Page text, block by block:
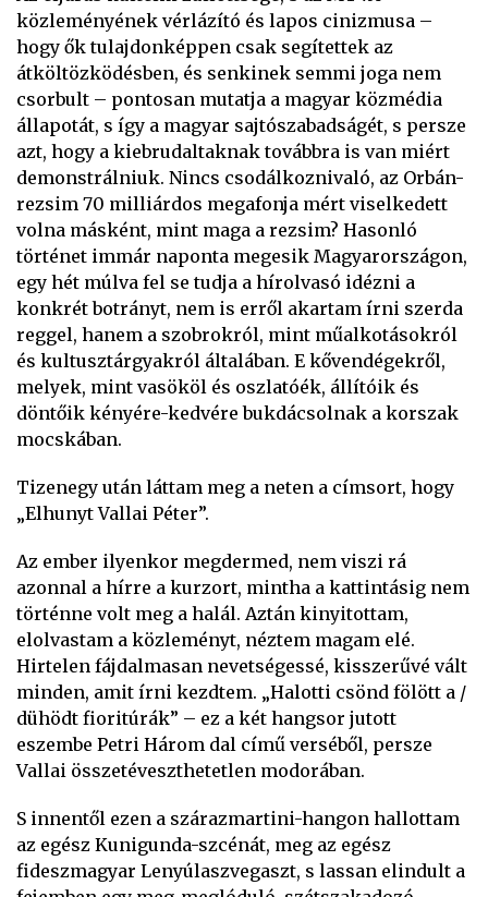
közleményének vérlázító és lapos cinizmusa –
hogy ők tulajdonképpen csak segítettek az
átköltözködésben, és senkinek semmi joga nem
csorbult – pontosan mutatja a magyar közmédia
állapotát, s így a magyar sajtószabadságét, s persze
azt, hogy a kiebrudaltaknak továbbra is van miért
demonstrálniuk. Nincs csodálkoznivaló, az Orbán-
rezsim 70 milliárdos megafonja mért viselkedett
volna másként, mint maga a rezsim? Hasonló
történet immár naponta megesik Magyarországon,
egy hét múlva fel se tudja a hírolvasó idézni a
konkrét botrányt, nem is erről akartam írni szerda
reggel, hanem a szobrokról, mint műalkotásokról
és kultusztárgyakról általában. E kővendégekről,
melyek, mint vasököl és oszlatóék, állítóik és
döntőik kényére-kedvére bukdácsolnak a korszak
mocskában.
Tizenegy után láttam meg a neten a címsort, hogy
„Elhunyt Vallai Péter”.
Az ember ilyenkor megdermed, nem viszi rá
azonnal a hírre a kurzort, mintha a kattintásig nem
történne volt meg a halál. Aztán kinyitottam,
elolvastam a közleményt, néztem magam elé.
Hirtelen fájdalmasan nevetségessé, kisszerűvé vált
minden, amit írni kezdtem. „Halotti csönd fölött a /
dühödt fioritúrák” – ez a két hangsor jutott
eszembe Petri Három dal című verséből, persze
Vallai összetéveszthetetlen modorában.
S innentől ezen a szárazmartini-hangon hallottam
az egész Kunigunda-szcénát, meg az egész
fideszmagyar Lenyúlaszvegaszt, s lassan elindult a